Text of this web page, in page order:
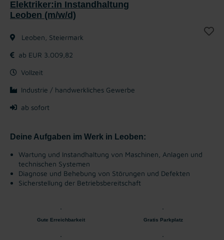
Elektriker:in Instandhaltung
Leoben (m/w/d)
Leoben, Steiermark
ab EUR 3.009,82
Vollzeit
Industrie / handwerkliches Gewerbe
ab sofort
Deine Aufgaben im Werk in Leoben:
Wartung und Instandhaltung von Maschinen, Anlagen und
technischen Systemen
Diagnose und Behebung von Störungen und Defekten
Sicherstellung der Betriebsbereitschaft
Gute Erreichbarkeit Gratis Parkplatz